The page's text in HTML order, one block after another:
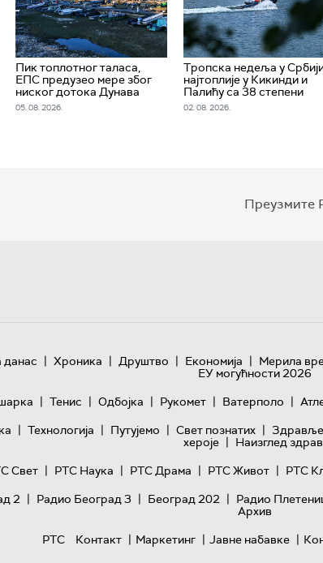
Пик топлотног таласа,
ЕПС предузео мере због
ниског дотока Дунава
05. 08. 2026.
Тропска недеља у
најтоплије у Кикинди и
Палићу са 38 степени
02. 08. 2026.
Преузмите
данас | Хроника | Друштво | Економија | Мерила
ЕУ могућности 2026
| Тенис | Одбојка | Рукомет | Ватерполо |
| Технологијa | Путујемо | Свет познатих | Здравље
хероје | Наизглед здрав
Свет | РТС Наука | РТС Драма | РТС Живот | РТС
2 | Радио Београд 3 | Београд 202 | Радио
Архив
РТС
Контакт | Маркетинг | Јавне набавке |